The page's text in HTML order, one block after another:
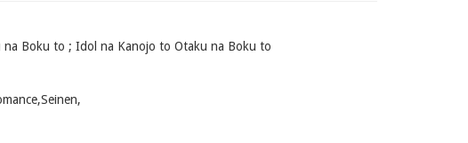
Boku to ; Idol na Kanojo to Otaku na Boku to